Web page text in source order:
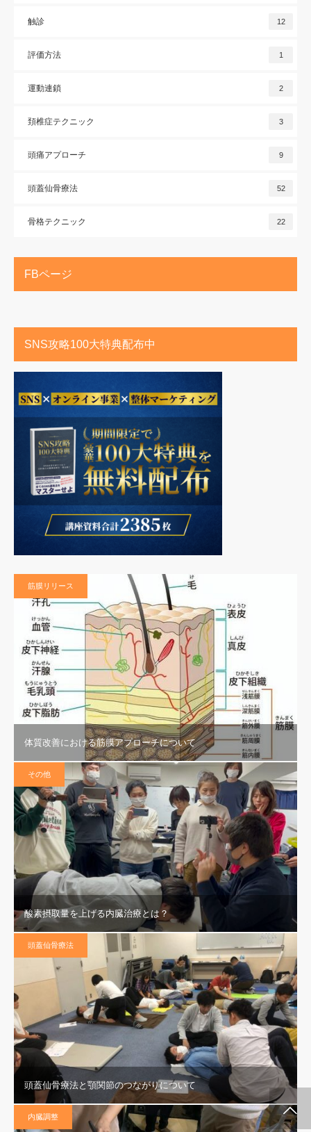
触診 12
評価方法 1
運動連鎖 2
頚椎症テクニック 3
頭痛アプローチ 9
頭蓋仙骨療法 52
骨格テクニック 22
FBページ
SNS攻略100大特典配布中
筋膜リリース
体質改善における筋膜アプローチについて
その他
酸素摂取量を上げる内臓治療とは？
頭蓋仙骨療法
頭蓋仙骨療法と顎関節のつながりについて
内臓調整
施術メルマガ 公式LINE @ 公式YouTube インスタグラム
代表プロフィー
ル
セミナー案内